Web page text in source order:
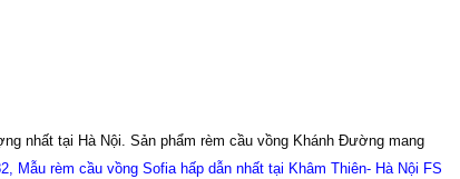
nhất tại Hà Nội. Sản phẩm rèm cầu vồng Khánh Đường mang
, Mẫu rèm cầu vồng Sofia hấp dẫn nhất tại Khâm Thiên- Hà Nội FS